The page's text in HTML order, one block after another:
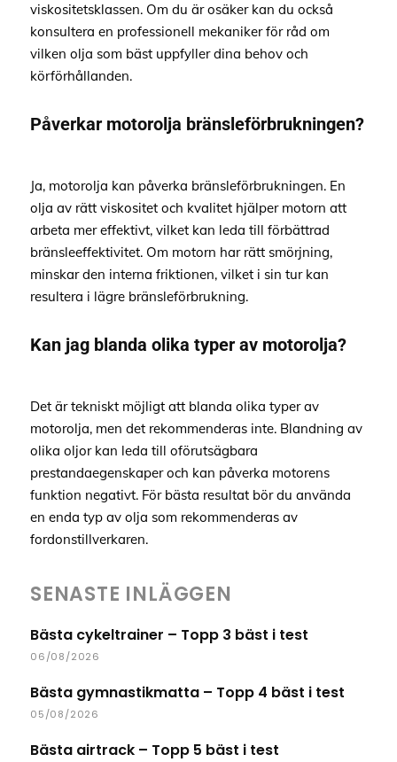
viskositetsklassen. Om du är osäker kan du också
konsultera en professionell mekaniker för råd om
vilken olja som bäst uppfyller dina behov och
körförhållanden.
Påverkar motorolja bränsleförbrukningen?
Ja, motorolja kan påverka bränsleförbrukningen. En
olja av rätt viskositet och kvalitet hjälper motorn att
arbeta mer effektivt, vilket kan leda till förbättrad
bränsleeffektivitet. Om motorn har rätt smörjning,
minskar den interna friktionen, vilket i sin tur kan
resultera i lägre bränsleförbrukning.
Kan jag blanda olika typer av motorolja?
Det är tekniskt möjligt att blanda olika typer av
motorolja, men det rekommenderas inte. Blandning av
olika oljor kan leda till oförutsägbara
prestandaegenskaper och kan påverka motorens
funktion negativt. För bästa resultat bör du använda
en enda typ av olja som rekommenderas av
fordonstillverkaren.
SENASTE INLÄGGEN
Bästa cykeltrainer – Topp 3 bäst i test
06/08/2026
Bästa gymnastikmatta – Topp 4 bäst i test
05/08/2026
Bästa airtrack – Topp 5 bäst i test